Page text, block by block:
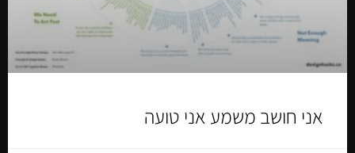
אני חושב משמע אני טועה